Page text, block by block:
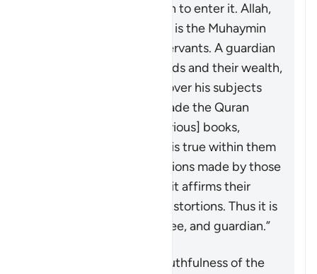
allowing anything foreign to enter it. Allah,
the Blessed and Exalted, is the Muhaymin
over His creations and servants. A guardian
over his wards and their wealth,
over his subjects
and their affairs. Allah made the Quran
over the [previous] books,
bearing witness to what is true within them
and clarifying the distortions made by those
who altered them. Thus, it affirms their
truths and falsifies any distortions. Thus it is
witness, confirmer, trustee, and guardian.”
The Quran affirms the truthfulness of the